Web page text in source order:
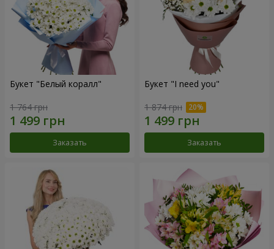
Букет "Белый коралл"
1 764 грн
Заказать
Букет "I need you"
1 874 грн
Заказать